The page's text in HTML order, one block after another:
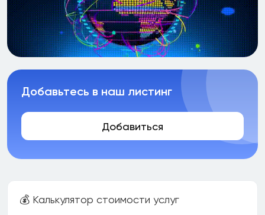
Добавьтесь в наш листинг
Добавиться
💰 Калькулятор стоимости услуг